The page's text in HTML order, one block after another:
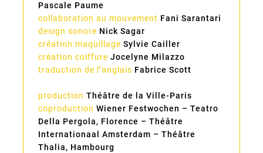
Pascale Paume
collaboration au mouvement Fani Sarantari
design sonore Nick Sagar
création maquillage Sylvie Cailler
création coiffure Jocelyne Milazzo
traduction de l’anglais Fabrice Scott
production Théâtre de la Ville-Paris
coproduction Wiener Festwochen – Teatro
Della Pergola, Florence – Théâtre
Internationaal Amsterdam – Théâtre
Thalia, Hambourg